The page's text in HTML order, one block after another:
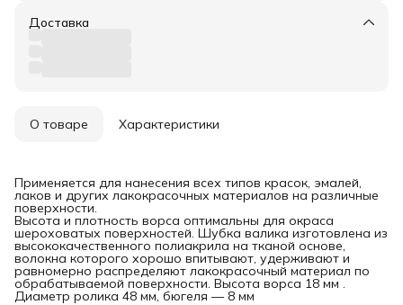
Удобный возврат
Доставка
О товаре Характеристики
Применяется для нанесения всех типов красок, эмалей,
лаков и других лакокрасочных материалов на различные
поверхности.
Высота и плотность ворса оптимальны для окраса
шероховатых поверхностей. Шубка валика изготовлена из
высококачественного полиакрила на тканой основе,
волокна которого хорошо впитывают, удерживают и
равномерно распределяют лакокрасочный материал по
обрабатываемой поверхности. Высота ворса 18 мм .
Диаметр ролика 48 мм, бюгеля — 8 мм